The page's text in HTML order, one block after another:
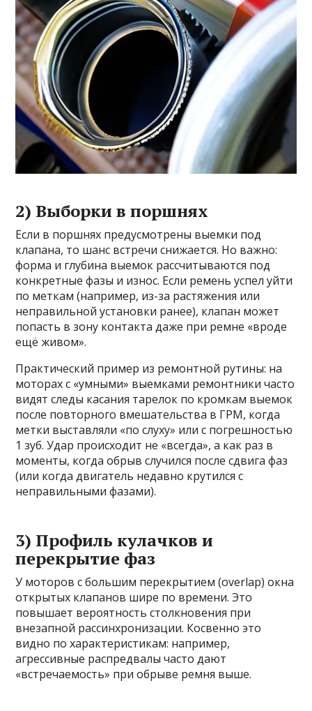
2) Выборки в поршнях
Если в поршнях предусмотрены выемки под
клапана, то шанс встречи снижается. Но важно:
форма и глубина выемок рассчитываются под
конкретные фазы и износ. Если ремень успел уйти
по меткам (например, из-за растяжения или
неправильной установки ранее), клапан может
попасть в зону контакта даже при ремне «вроде
ещё живом».
Практический пример из ремонтной рутины: на
моторах с «умными» выемками ремонтники часто
видят следы касания тарелок по кромкам выемок
после повторного вмешательства в ГРМ, когда
метки выставляли «по слуху» или с погрешностью
1 зуб. Удар происходит не «всегда», а как раз в
моменты, когда обрыв случился после сдвига фаз
(или когда двигатель недавно крутился с
неправильными фазами).
3) Профиль кулачков и
перекрытие фаз
У моторов с большим перекрытием (overlap) окна
открытых клапанов шире по времени. Это
повышает вероятность столкновения при
внезапной рассинхронизации. Косвенно это
видно по характеристикам: например,
агрессивные распредвалы часто дают
«встречаемость» при обрыве ремня выше.